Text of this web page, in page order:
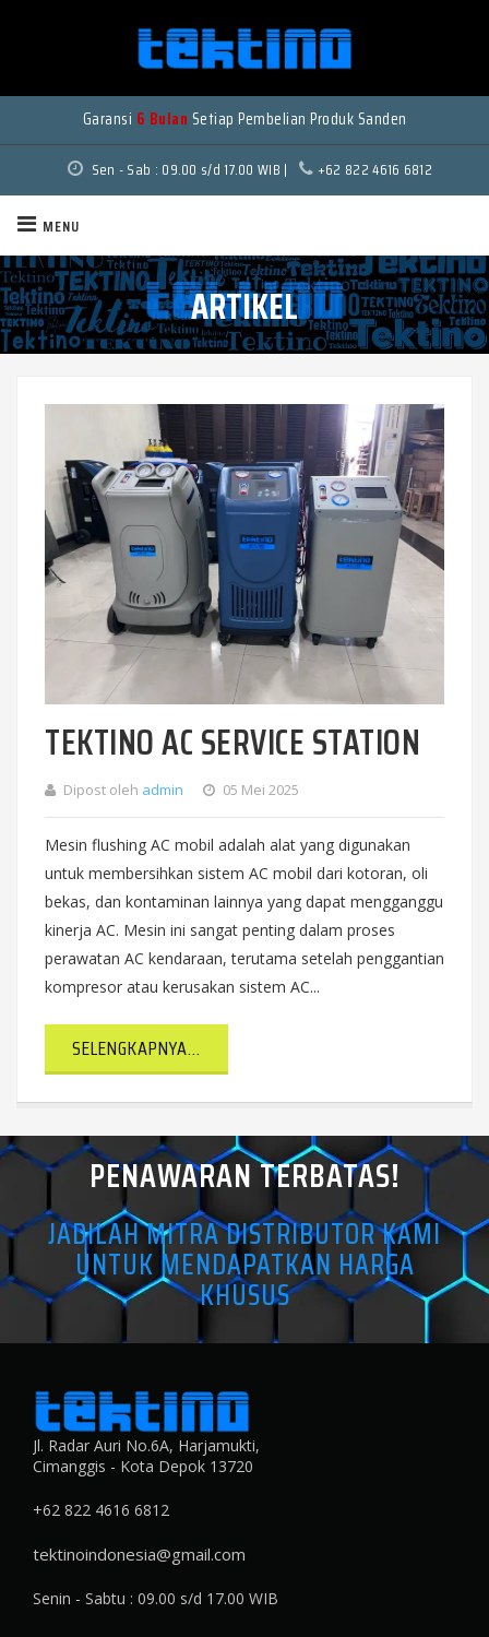
Garansi 6 Bulan Setiap Pembelian Produk Sanden
Sen - Sab : 09.00 s/d 17.00 WIB | +62 822 4616 6812
MENU
ARTIKEL
TEKTINO AC SERVICE STATION
Dipost oleh admin 05 Mei 2025
Mesin flushing AC mobil adalah alat yang digunakan
untuk membersihkan sistem AC mobil dari kotoran, oli
bekas, dan kontaminan lainnya yang dapat mengganggu
kinerja AC. Mesin ini sangat penting dalam proses
perawatan AC kendaraan, terutama setelah penggantian
kompresor atau kerusakan sistem AC...
SELENGKAPNYA...
PENAWARAN TERBATAS!
JADILAH MITRA DISTRIBUTOR KAMI
UNTUK MENDAPATKAN HARGA
KHUSUS
Jl. Radar Auri No.6A, Harjamukti,
Cimanggis - Kota Depok 13720
+62 822 4616 6812
tektinoindonesia@gmail.com
Senin - Sabtu : 09.00 s/d 17.00 WIB